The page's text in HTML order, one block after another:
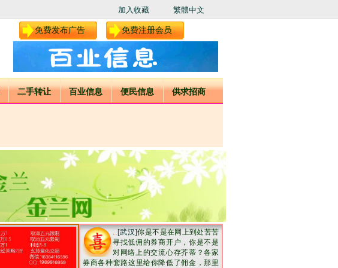
加入收藏 繁體中文
免费发布广告 免费注册会员
二手转让 百业信息 便民信息 供求招商
..[武汉]你是不是在网上到处苦苦
寻找低佣的券商开户，你是不是
对网络上的交流心存芥蒂？各家
券商各种套路这里给你降低了佣金，那里